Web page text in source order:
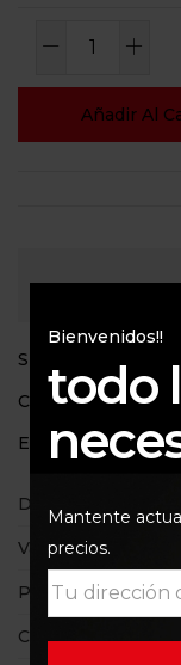
Añadir Al
SKU:
Categorías: 310,
Etiquetas: BMW
Descripción
Valoraciones (0)
Políticas de la
Consultas
Bienvenidos!!
todo
Mantente
precios.